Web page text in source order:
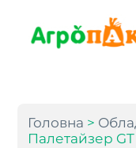
Головна >
Палетайзер GT